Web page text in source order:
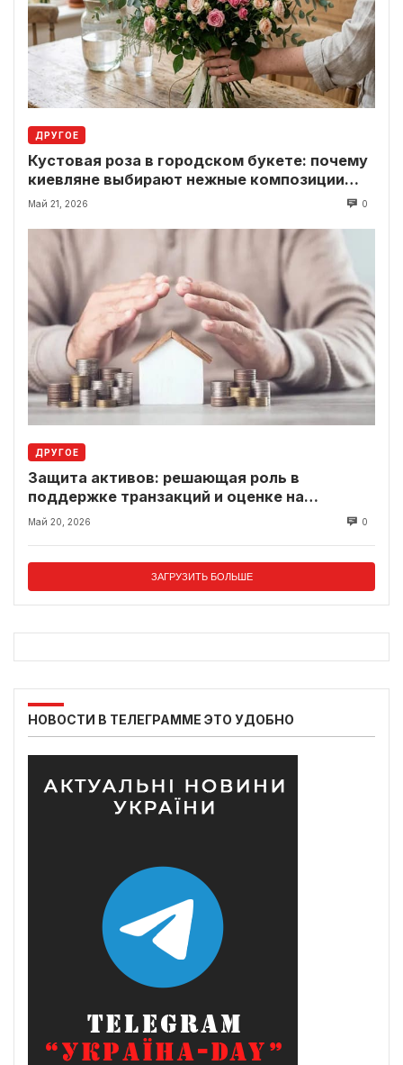
ДРУГОЕ
Кустовая роза в городском букете: почему
киевляне выбирают нежные композиции
вместо классики
Май 21, 2026 0
ДРУГОЕ
Защита активов: решающая роль в
поддержке транзакций и оценке на
современном рынке
Май 20, 2026 0
ЗАГРУЗИТЬ БОЛЬШЕ
НОВОСТИ В ТЕЛЕГРАММЕ ЭТО УДОБНО